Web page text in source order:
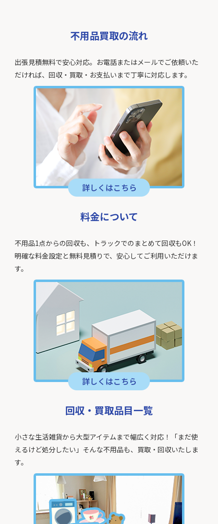
不用品買取の流れ
出張見積無料で安心対応。お電話またはメールでご依頼いた
だければ、回収・買取・お支払いまで丁寧に対応します。
料金について
不用品1点からの回収も、トラックでのまとめて回収もOK！
明確な料金設定と無料見積りで、安心してご利用いただけま
す。
回収・買取品目一覧
小さな生活雑貨から大型アイテムまで幅広く対応！「まだ使
えるけど処分したい」そんな不用品も、買取・回収いたしま
す。